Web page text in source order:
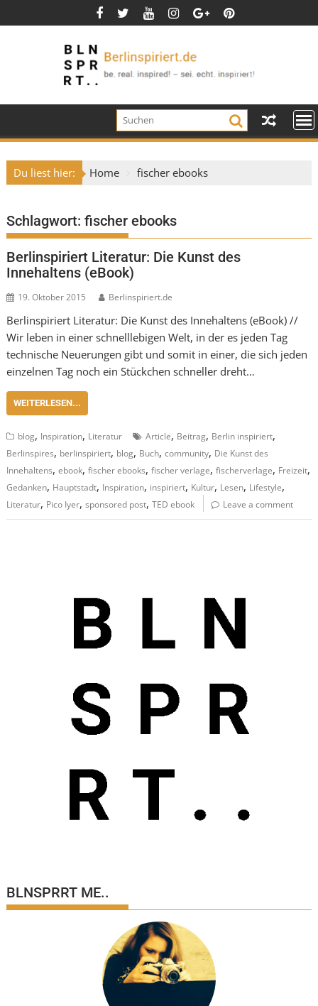
to
Du liest hier: Home fischer ebooks
Schlagwort:fischer ebooks
Berlinspiriert Literatur: Die Kunst des
Innehaltens (eBook)
19. Oktober 2015 Berlinspiriert.de
Berlinspiriert Literatur: Die Kunst des Innehaltens (eBook) //
Wir leben in einer schnelllebigen Welt, in der es jeden Tag
technische Neuerungen gibt und somit in einer, die sich jeden
einzelnen Tag noch ein Stückchen schneller dreht…
WEITERLESEN...
blog, Inspiration, Literatur Article, Beitrag, Berlin inspiriert,
Berlinspires, berlinspiriert, blog, Buch,community, Die Kunst des
Innehaltens,ebook,fischer ebooks,fischer verlage,fischerverlage, Freizeit,
Gedanken, Hauptstadt, Inspiration, inspiriert, Kultur, Lesen, Lifestyle,
Literatur, Pico Iyer,sponsored post,TED ebook Leave a comment
BLNSPRRT ME..